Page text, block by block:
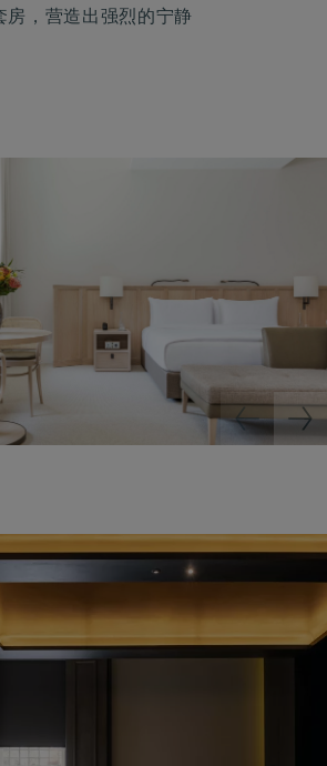
房，营造出强烈的宁静